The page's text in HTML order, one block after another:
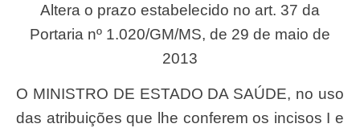
Altera o prazo estabelecido no art. 37 da
Portaria nº 1.020/GM/MS, de 29 de maio de
2013
O MINISTRO DE ESTADO DA SAÚDE, no uso
das atribuições que lhe conferem os incisos I e